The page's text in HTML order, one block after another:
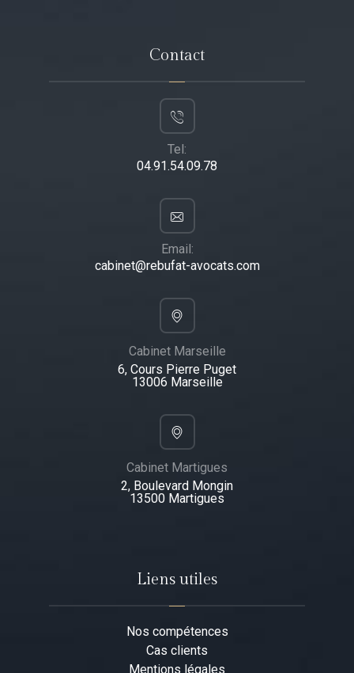
Contact
Tel:
04.91.54.09.78
Email:
cabinet@rebufat-avocats.com
Cabinet Marseille
6, Cours Pierre Puget
13006 Marseille
Cabinet Martigues
2, Boulevard Mongin
13500 Martigues​
Liens utiles
Nos compétences
Cas clients
Mentions légales